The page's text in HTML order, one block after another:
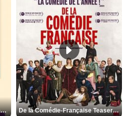
Les Matins merveilleux Bande-annonce VF De la Comédie-Française Teaser VF